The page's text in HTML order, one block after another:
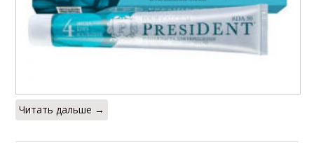
Читать дальше →